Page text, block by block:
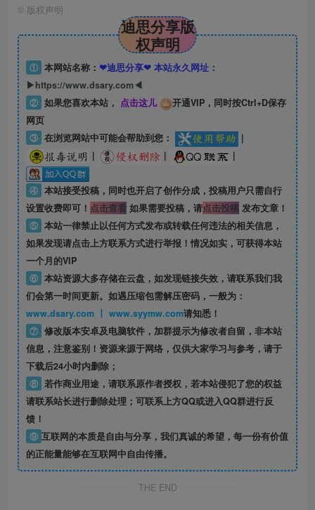
© 版权声明
迪思分享版
权声明
① 本网站名称： ❤迪思分享❤ 本站永久网址：
▶https://www.dsary.com◀
② 如果您喜欢本站， 点击这儿
开通VIP，同时按Ctrl+D保存
网页
③ 在浏览网站中可能会帮助到您：
|
|
| |
④ 本站接受投稿，同时也开启了创作分成，投稿用户只需自行
设置收费即可！ 点击查看如果需要投稿，请点击投稿发布文章！
⑤ 本站一律禁止以任何方式发布或转载任何违法的相关信息，
如果发现请点击上方联系方式进行举报！情况如实，可获得本站
一个月的VIP
⑥ 本站资源大多存储在云盘，如发现链接失效，请联系我们我
们会第一时间更新。如遇压缩包需解压密码，一般为：
www.dsary.com 丨 www.syymw.com请知悉！
⑦ 修改版本安卓及电脑软件，加群提示为修改者自留， 非本站
信息，注意鉴别！资源来源于网络，仅供大家学习与参考，请于
下载后24小时内删除；
⑧ 若作商业用途，请联系原作者授权，若本站侵犯了您的权益
请联系站长进行删除处理；可联系上方QQ或进入QQ群进行反
馈！
⑨ 互联网的本质是自由与分享，我们真诚的希望，每一份有价值
的正能量能够在互联网中自由传播。
THE END